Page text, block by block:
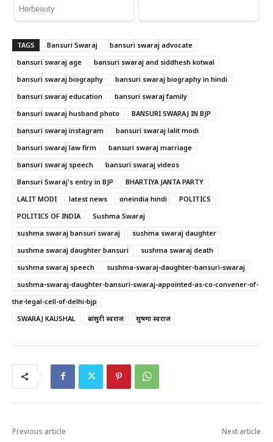
TAGS Bansuri Swaraj
bansuri swaraj advocate
bansuri swaraj age
bansuri swaraj and siddhesh kotwal
bansuri swaraj biography
bansuri swaraj biography in hindi
bansuri swaraj education
bansuri swaraj family
bansuri swaraj husband photo
BANSURI SWARAJ IN BJP
bansuri swaraj instagram
bansuri swaraj lalit modi
bansuri swaraj law firm
bansuri swaraj marriage
bansuri swaraj speech
bansuri swaraj videos
Bansuri Swaraj's entry in BJP
BHARTIYA JANTA PARTY
LALIT MODI
latest news oneindia hindi
POLITICS
POLITICS OF INDIA
Sushma Swaraj
sushma swaraj bansuri swaraj
sushma swaraj daughter
sushma swaraj daughter bansuri
sushma swaraj death
sushma swaraj speech
sushma-swaraj-daughter-bansuri-swaraj
sushma-swaraj-daughter-bansuri-swaraj-appointed-as-co-convener-of-
the-legal-cell-of-delhi-bjp
SWARAJ KAUSHAL
बांसुरी स्वराज सुषमा स्वराज
Previous article Next article